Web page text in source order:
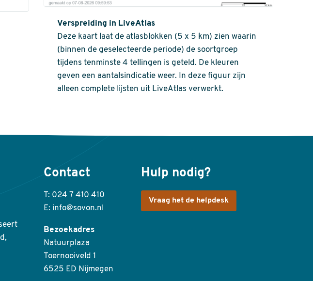
Verspreiding in LiveAtlas
Deze kaart laat de atlasblokken (5 x 5 km) zien waarin
(binnen de geselecteerde periode) de soortgroep
tijdens tenminste 4 tellingen is geteld. De kleuren
geven een aantalsindicatie weer. In deze figuur zijn
alleen complete lijsten uit LiveAtlas verwerkt.
Contact
T: 024 7 410 410
E: info@sovon.nl
Bezoekadres
Natuurplaza
Toernooiveld 1
6525 ED Nijmegen
Hulp nodig?
Vraag het de helpdesk